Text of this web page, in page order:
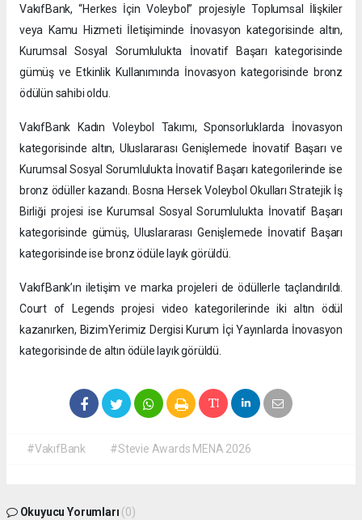
VakıfBank, “Herkes İçin Voleybol” projesiyle Toplumsal İlişkiler
veya Kamu Hizmeti İletişiminde İnovasyon kategorisinde altın,
Kurumsal Sosyal Sorumlulukta İnovatif Başarı kategorisinde
gümüş ve Etkinlik Kullanımında İnovasyon kategorisinde bronz
ödülün sahibi oldu.
VakıfBank Kadın Voleybol Takımı, Sponsorluklarda İnovasyon
kategorisinde altın, Uluslararası Genişlemede İnovatif Başarı ve
Kurumsal Sosyal Sorumlulukta İnovatif Başarı kategorilerinde ise
bronz ödüller kazandı. Bosna Hersek Voleybol Okulları Stratejik İş
Birliği projesi ise Kurumsal Sosyal Sorumlulukta İnovatif Başarı
kategorisinde gümüş, Uluslararası Genişlemede İnovatif Başarı
kategorisinde ise bronz ödüle layık görüldü.
VakıfBank’ın iletişim ve marka projeleri de ödüllerle taçlandırıldı.
Court of Legends projesi video kategorilerinde iki altın ödül
kazanırken, BizimYerimiz Dergisi Kurum İçi Yayınlarda İnovasyon
kategorisinde de altın ödüle layık görüldü.
#VakıfBank #Stevie Awards MENA 2026
Okuyucu Yorumları (0)